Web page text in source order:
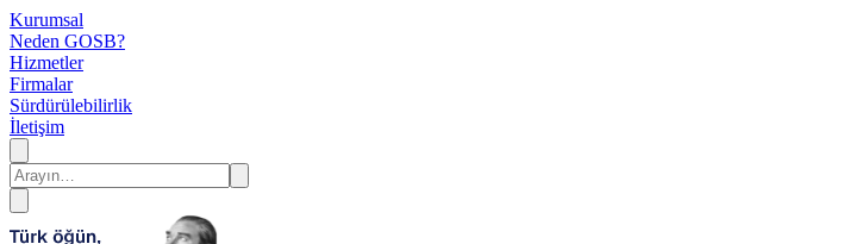
Kurumsal
Neden GOSB?
Hizmetler
Firmalar
Sürdürülebilirlik
İletişim